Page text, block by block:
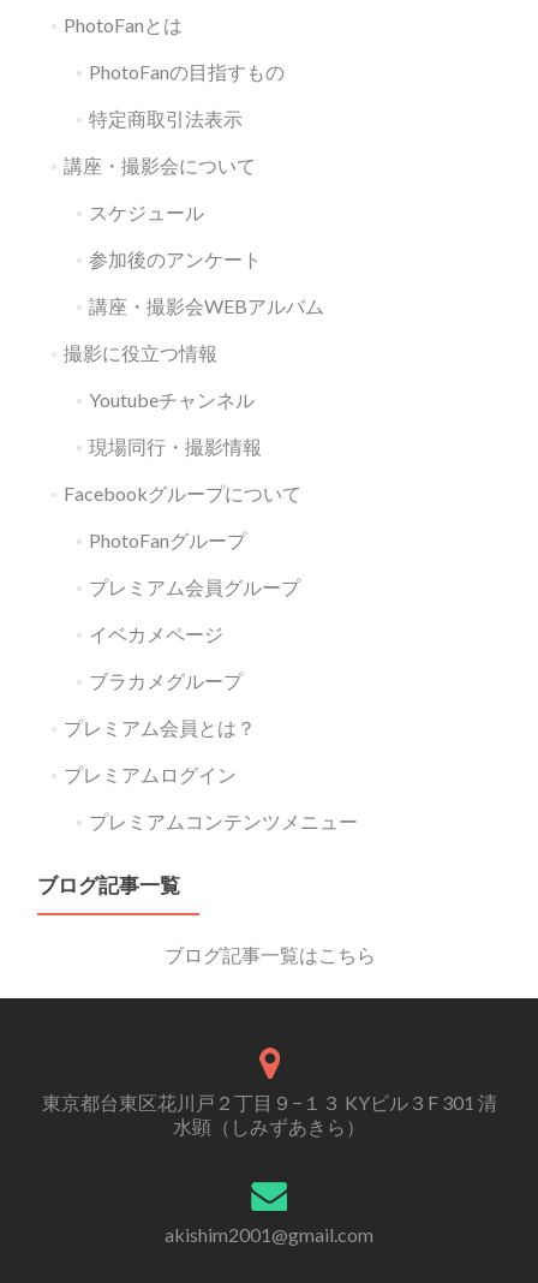
PhotoFanとは
PhotoFanの目指すもの
特定商取引法表示
講座・撮影会について
スケジュール
参加後のアンケート
講座・撮影会WEBアルバム
撮影に役立つ情報
Youtubeチャンネル
現場同行・撮影情報
Facebookグループについて
PhotoFanグループ
プレミアム会員グループ
イベカメページ
ブラカメグループ
プレミアム会員とは？
プレミアムログイン
プレミアムコンテンツメニュー
ブログ記事一覧
ブログ記事一覧はこちら
東京都台東区花川戸２丁目９−１３ KYビル３F 301 清
水顕（しみずあきら）
akishim2001@gmail.com